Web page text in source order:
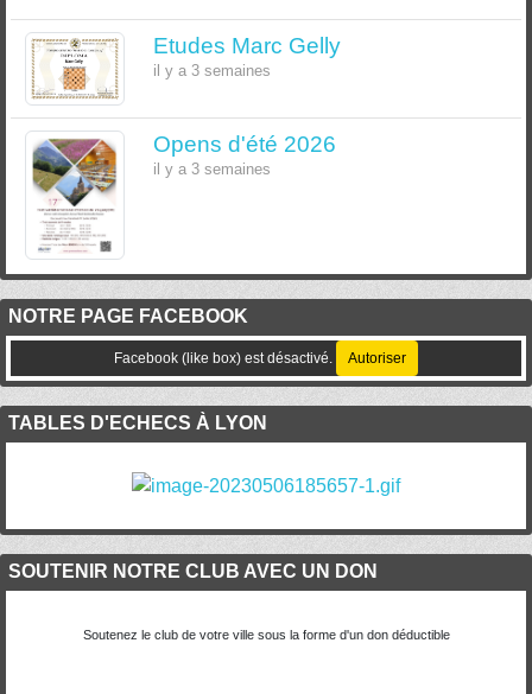
Etudes Marc Gelly
il y a 3 semaines
Opens d'été 2026
il y a 3 semaines
NOTRE PAGE FACEBOOK
Facebook (like box) est désactivé. Autoriser
TABLES D'ECHECS À LYON
SOUTENIR NOTRE CLUB AVEC UN DON
Soutenez le club de votre ville sous la forme d'un don déductible